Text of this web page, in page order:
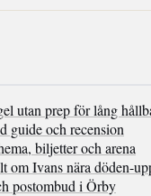
utan prep för lång
guide och recension
biljetter och arena
om Ivans nära döden-
postombud i Örby